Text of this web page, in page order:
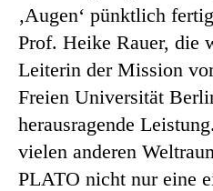
‚Augen‘ pünktlich
Prof. Heike Rauer, die
Leiterin der Mission
Freien Universität
herausragende
vielen anderen
PLATO nicht nur eine